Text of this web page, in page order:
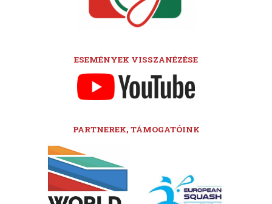
ESEMÉNYEK VISSZANÉZÉSE
PARTNEREK, TÁMOGATÓINK